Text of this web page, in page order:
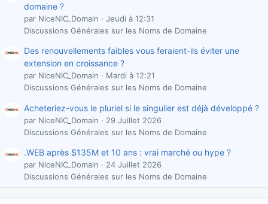
domaine ?
par NiceNIC_Domain
Jeudi à 12:31
Discussions Générales sur les Noms de Domaine
Des renouvellements faibles vous feraient-ils éviter une
extension en croissance ?
par NiceNIC_Domain
Mardi à 12:21
Discussions Générales sur les Noms de Domaine
Acheteriez-vous le pluriel si le singulier est déjà développé ?
par NiceNIC_Domain
29 Juillet 2026
Discussions Générales sur les Noms de Domaine
.WEB après $135M et 10 ans : vrai marché ou hype ?
par NiceNIC_Domain
24 Juillet 2026
Discussions Générales sur les Noms de Domaine